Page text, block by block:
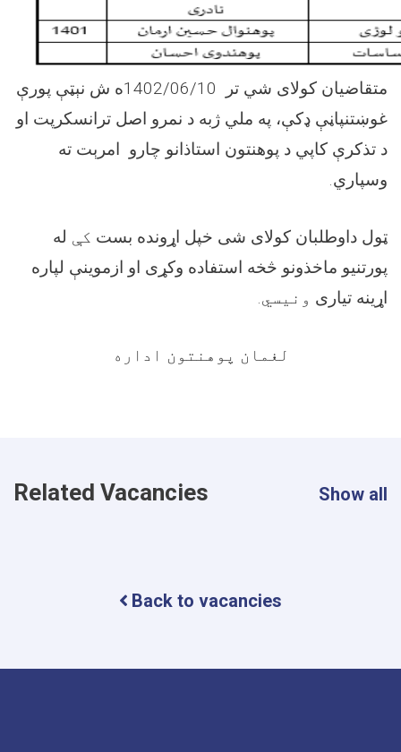
متقاضیان کولای شي تر 1402/06/10ه ش نېټې پورې
غوښتنپاڼې ډکې، په ملي ژبه د نمرو اصل ترانسکرپت او
د تذکرې کاپي د پوهنتون استاذانو چارو امرېت ته
وسپاري.
ټول داوطلبان کولای شی خپل اړونده بست کې له
پورتنیو ماخذونو څخه استفاده وکړی او ازموینې لپاره
اړینه تیاری ونیسي.
لغمان پوهنتون اداره
Related Vacancies Show all
Back to vacancies